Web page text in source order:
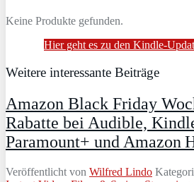
Keine Produkte gefunden.
Hier geht es zu den Kindle-
Weitere interessante Beiträge
Amazon Black Friday
Rabatte bei Audible,
Paramount+ und Amazon
Veröffentlicht von Wilfred Lindo